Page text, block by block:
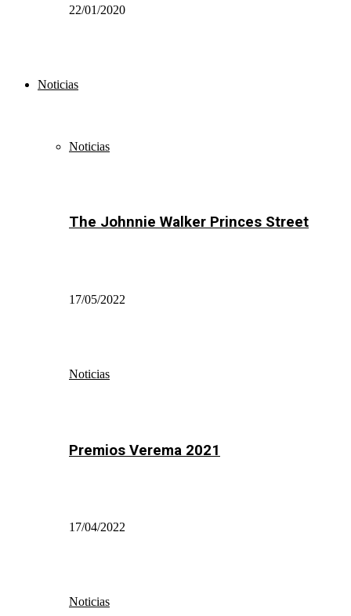
22/01/2020
Noticias
Noticias
The Johnnie Walker Princes Street
17/05/2022
Noticias
Premios Verema 2021
17/04/2022
Noticias